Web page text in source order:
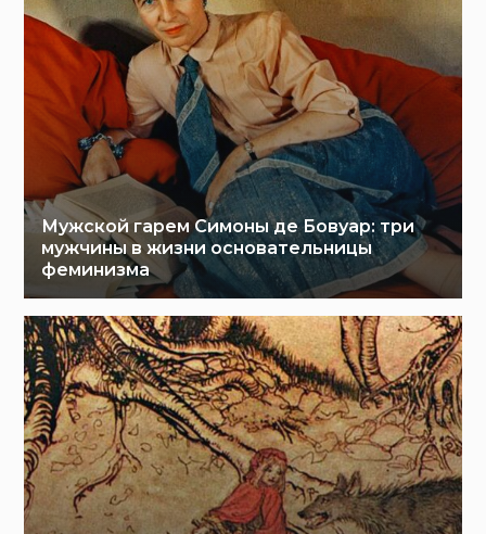
Мужской гарем Симоны де Бовуар: три
мужчины в жизни основательницы
феминизма